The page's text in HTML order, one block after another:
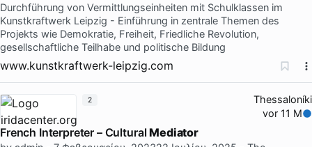
Durchführung von Vermittlungseinheiten mit Schulklassen im
Kunstkraftwerk Leipzig - Einführung in zentrale Themen des
Projekts wie Demokratie, Freiheit, Friedliche Revolution,
gesellschaftliche Teilhabe und politische Bildung
www.kunstkraftwerk-leipzig.com
Thessaloníki
vor 11 M
French Interpreter – CulturalMediator
2